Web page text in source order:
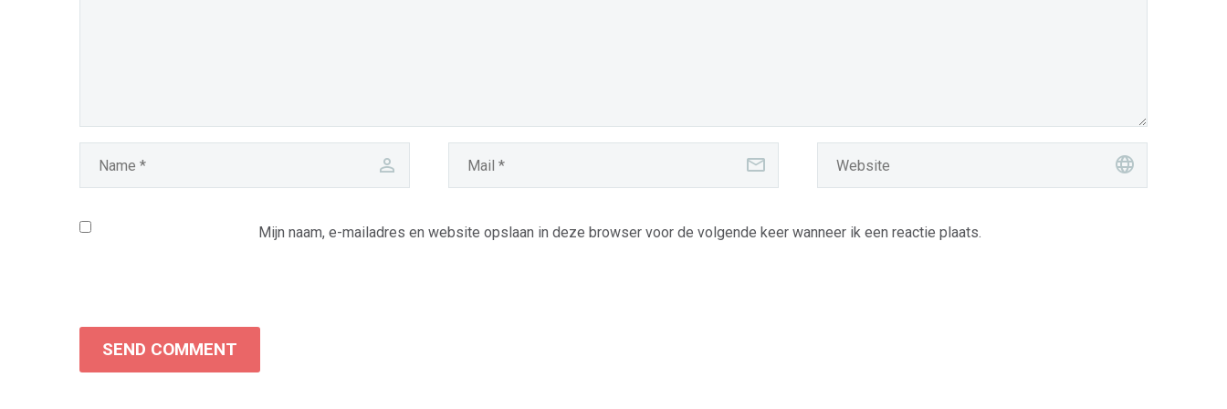
Mijn naam, e-mailadres en website opslaan in deze browser voor de volgende keer wanneer ik een reactie plaats.
SEND COMMENT